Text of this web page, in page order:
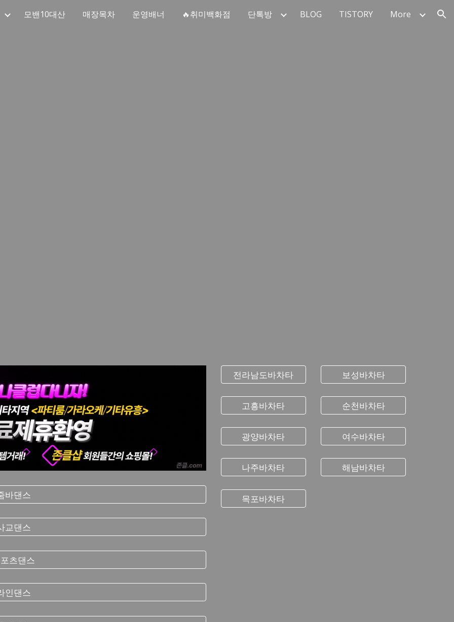
to main content Skip to navigation
모밴10대산 매장목차 운영배너 🔥취미백화점 단톡방 BLOG TISTORY More
바댄스
교댄스
츠댄스
인댄스
전라남도바차타
고흥바차타
광양바차타
나주바차타
목포바차타
보성바차타
순천바차타
여수바차타
해남바차타